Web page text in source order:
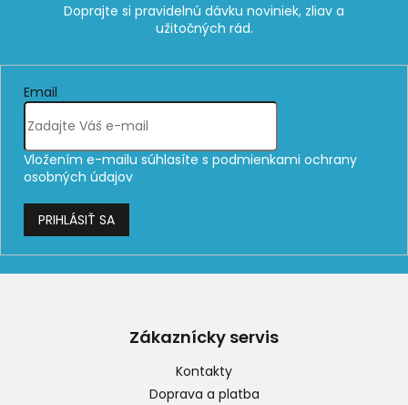
Email
Vložením e-mailu súhlasíte s podmienkami ochrany
osobných údajov
PRIHLÁSIŤ SA
Zákaznícky servis
Kontakty
Doprava a platba